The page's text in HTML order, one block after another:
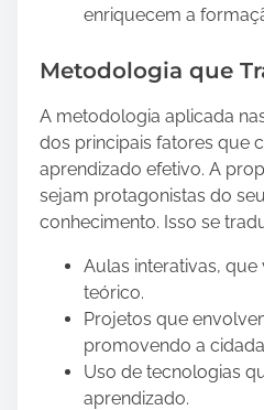
s
f
o
r
m
a
s
a
P
r
enriquecem a
Metodologia que
A metodologia aplicada
dos principais fatores que
aprendizado efetivo. A
sejam protagonistas do
conhecimento. Isso se
Aulas interativas,
teórico.
Projetos que
promovendo a
Uso de tecnologias
aprendizado.